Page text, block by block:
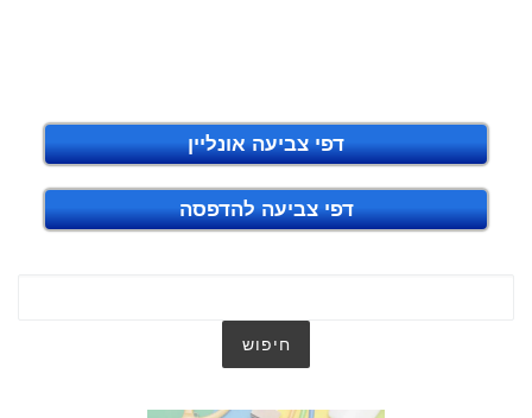
דפי צביעה אונליין
דפי צביעה להדפסה